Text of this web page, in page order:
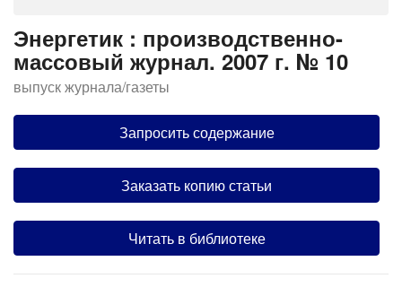
Энергетик : производственно-
массовый журнал. 2007 г. № 10
выпуск журнала/газеты
Запросить содержание
Заказать копию статьи
Читать в библиотеке